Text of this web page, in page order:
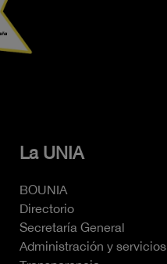
La UNIA
BOUNIA
Directorio
Secretaría General
Administración y servicios